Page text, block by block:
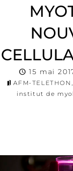
15 mai
AFM-TELETHON ,
institut de